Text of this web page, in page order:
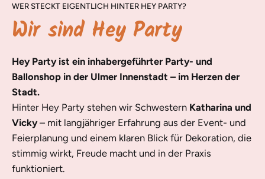
WER STECKT EIGENTLICH HINTER HEY PARTY?
Wir sind Hey Party
Hey Party ist ein inhabergeführter Party- und
Ballonshop in der Ulmer Innenstadt – im Herzen der
Stadt.
Hinter Hey Party stehen wir Schwestern Katharina und
Vicky– mit langjähriger Erfahrung aus der Event- und
Feierplanung und einem klaren Blick für Dekoration, die
stimmig wirkt, Freude macht und in der Praxis
funktioniert.